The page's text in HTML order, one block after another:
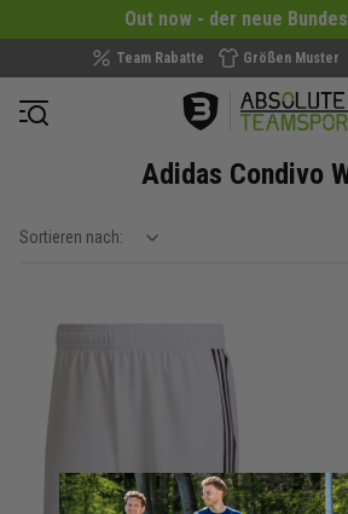
Out now - der neue
Team Rabatte Größen Muster
Navigation öffnen
Adidas Condivo
Sortieren nach: show filteroptions